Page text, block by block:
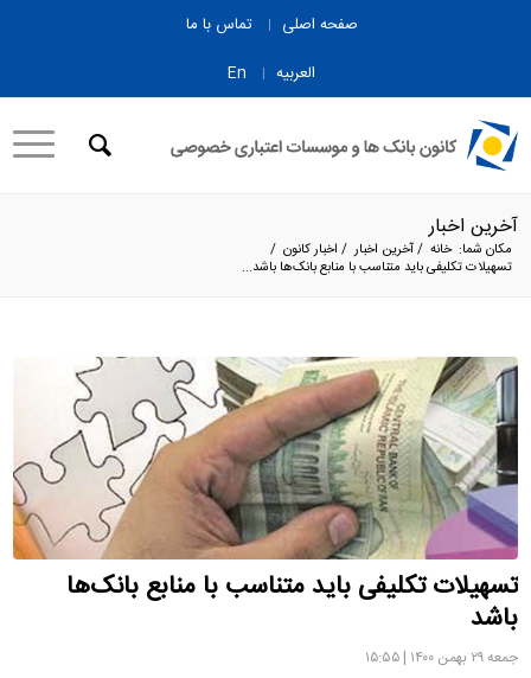
صفحه اصلی
تماس با ما
العربیه
En
آخرین اخبار
مکان شما: خانه /آخرین اخبار / اخبار کانون /
تسهیلات تکلیفی باید متناسب با منابع بانک‌ها باشد...
تسهیلات تکلیفی باید متناسب با منابع بانک‌ها
باشد
جمعه ۲۹ بهمن ۱۴۰۰ | ۱۵:۵۵